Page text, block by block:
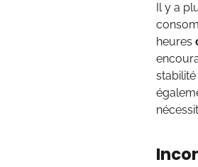
Il y a
heures